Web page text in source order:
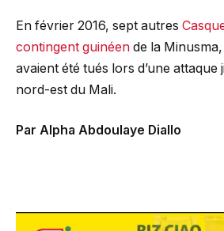
En février 2016, sept autres
contingent guinéen de la
avaient été tués lors d’une attaque
nord-est du Mali.
Par Alpha Abdoulaye Diallo